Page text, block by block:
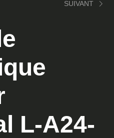
SUIVANT
L-A24-